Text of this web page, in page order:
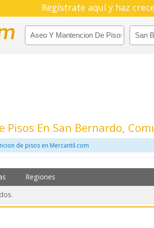
Regístrate aquí y haz
Pisos En San Bernardo,
de pisos en Mercantil.com
Regiones